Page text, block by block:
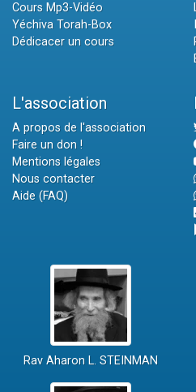
Cours Mp3-Vidéo
Yéchiva Torah-Box
Dédicacer un cours
L'association
A propos de l'association
Faire un don !
Mentions légales
Nous contacter
Aide (FAQ)
Rav Aharon L. STEINMAN